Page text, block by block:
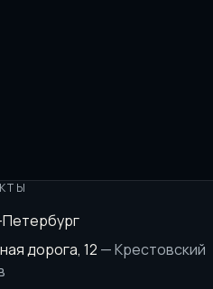
дорога, 12 —Крестовский